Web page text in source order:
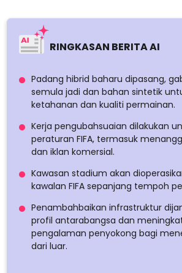
RINGKASAN BERITA AI
Padang hibrid baharu dipasang,
semula jadi dan bahan sintetik
ketahanan dan kualiti permainan.
Kerja pengubahsuaian dilakukan
peraturan FIFA, termasuk
dan iklan komersial.
Kawasan stadium akan
kawalan FIFA sepanjang tempoh
Penambahbaikan infrastruktur
profil antarabangsa dan
pengalaman penyokong bagi
dari luar.